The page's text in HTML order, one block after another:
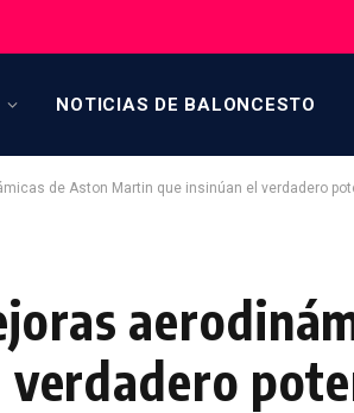
NOTICIAS DE BALONCESTO
de Aston Martin que insinúan el verdadero